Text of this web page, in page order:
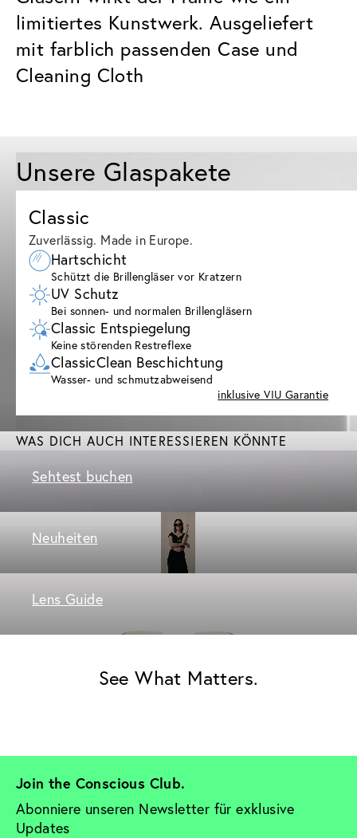
limitiertes Kunstwerk. Ausgeliefert
mit farblich passenden Case und
Cleaning Cloth
Unsere Glaspakete
Classic
Zuverlässig. Made in Europe.
Hartschicht
Schützt die Brillengläser vor Kratzern
UV Schutz
Bei sonnen- und normalen Brillengläsern
Classic Entspiegelung
Keine störenden Restreflexe
ClassicClean Beschichtung
Wasser- und schmutzabweisend
inklusive VIU Garantie
WAS DICH AUCH INTERESSIEREN KÖNNTE
Sehtest buchen
Neuheiten
Lens Guide
See What Matters.
Join the Conscious Club.
Abonniere unseren Newsletter für exklusive
Updates